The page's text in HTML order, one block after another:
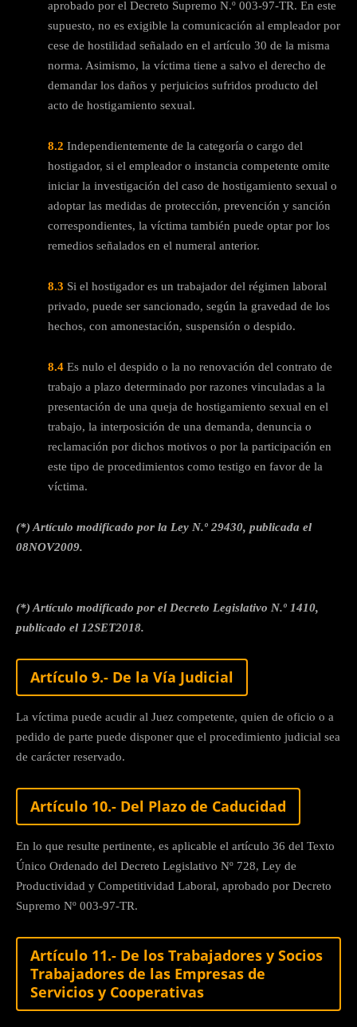
aprobado por el Decreto Supremo N.º 003-97-TR. En este
supuesto, no es exigible la comunicación al empleador por
cese de hostilidad señalado en el artículo 30 de la misma
norma. Asimismo, la víctima tiene a salvo el derecho de
demandar los daños y perjuicios sufridos producto del
acto de hostigamiento sexual.
8.2 Independientemente de la categoría o cargo del
hostigador, si el empleador o instancia competente omite
iniciar la investigación del caso de hostigamiento sexual o
adoptar las medidas de protección, prevención y sanción
correspondientes, la víctima también puede optar por los
remedios señalados en el numeral anterior.
8.3 Si el hostigador es un trabajador del régimen laboral
privado, puede ser sancionado, según la gravedad de los
hechos, con amonestación, suspensión o despido.
8.4 Es nulo el despido o la no renovación del contrato de
trabajo a plazo determinado por razones vinculadas a la
presentación de una queja de hostigamiento sexual en el
trabajo, la interposición de una demanda, denuncia o
reclamación por dichos motivos o por la participación en
este tipo de procedimientos como testigo en favor de la
víctima.
(*) Artículo modificado por la Ley N.º 29430, publicada el
08NOV2009.
(*) Artículo modificado por el Decreto Legislativo N.º 1410,
publicado el 12SET2018.
Artículo 9.- De la Vía Judicial
La víctima puede acudir al Juez competente, quien de oficio o a
pedido de parte puede disponer que el procedimiento judicial sea
de carácter reservado.
Artículo 10.- Del Plazo de Caducidad
En lo que resulte pertinente, es aplicable el artículo 36 del Texto
Único Ordenado del Decreto Legislativo Nº 728, Ley de
Productividad y Competitividad Laboral, aprobado por Decreto
Supremo Nº 003-97-TR.
Artículo 11.- De los Trabajadores y Socios
Trabajadores de las Empresas de
Servicios y Cooperativas